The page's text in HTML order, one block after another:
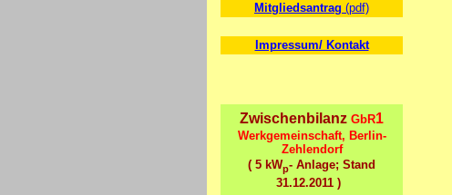
Mitgliedsantrag (pdf)
Impressum/ Kontakt
Zwischenbilanz GbR1
Werkgemeinschaft, Berlin-
Zehlendorf
( 5 kWp- Anlage; Stand
31.12.2011 )